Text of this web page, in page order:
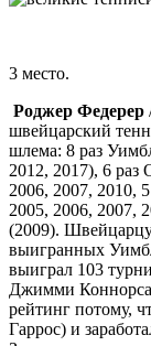
3 место.
Роджер Федерер
швейцарский
шлема: 8 раз
2012, 2017), 6
2006, 2007,
2005, 2006, 2007,
(2009).
выигранных
выиграл 103
Джимми Коннорса
рейтинг потому,
Гаррос) и